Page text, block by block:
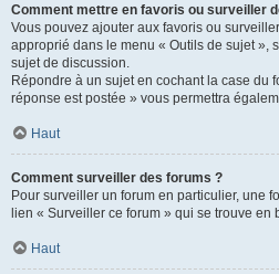
Comment mettre en favoris ou surveiller
Vous pouvez ajouter aux favoris ou
approprié dans le menu « Outils de sujet »,
sujet de discussion.
Répondre à un sujet en cochant la case du
réponse est postée » vous permettra
Haut
Comment surveiller des forums ?
Pour surveiller un forum en particulier, une
lien « Surveiller ce forum » qui se trouve en
Haut